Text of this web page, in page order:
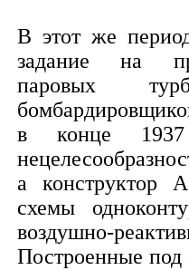
В этот же
задание на
паровых
в конце 1937
а конструктор
схемы
воздушно-
Построенные под